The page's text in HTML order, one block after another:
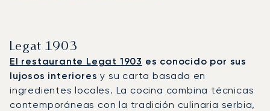
Legat 1903
El restaurante Legat 1903 es conocido por sus
lujosos interioresy su carta basada en
ingredientes locales. La cocina combina técnicas
contemporáneas con la tradición culinaria serbia,